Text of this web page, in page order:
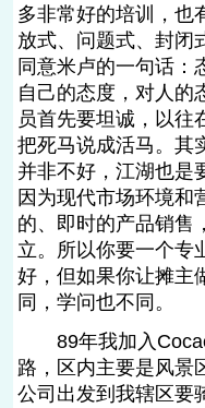
多非常好的培训，
放式、问题式、封闭
同意米卢的一句话：
自己的态度，对人的
员首先要坦诚，以往
把死马说成活马。其
并非不好，江湖也是
因为现代市场环境和
的、即时的产品销售
立。所以你要一个专
好，但如果你让摊主
同，学问也不同。
89年我加入
路，区内主要是风景
公司出发到我辖区要